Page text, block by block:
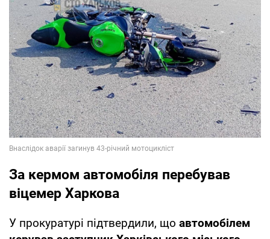
За кермом автомобіля перебував
віцемер Харкова
У прокуратурі підтвердили, що автомобілем